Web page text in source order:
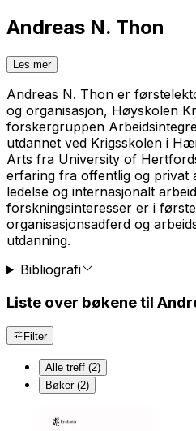
Andreas N. Thon
Les mer
Andreas N. Thon er
og organisasjon, Høyskolen
forskergruppen
utdannet ved Krigsskolen i
Arts fra University of
erfaring fra offentlig og privat
ledelse og internasjonalt
forskningsinteresser er i
organisasjonsadferd og
utdanning.
Bibliografi
Liste over bøkene til
Filter
Alle treff (2)
Bøker (2)